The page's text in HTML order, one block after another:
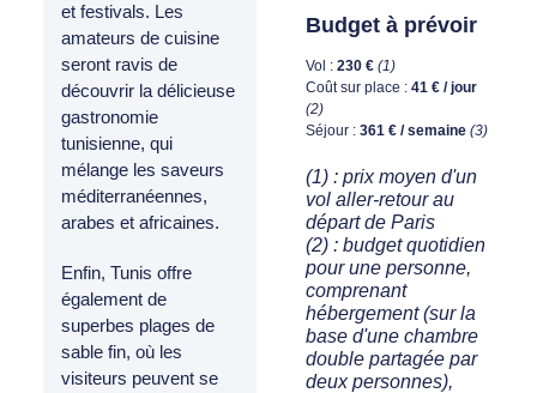
et festivals. Les
amateurs de cuisine
seront ravis de
découvrir la délicieuse
gastronomie
tunisienne, qui
mélange les saveurs
méditerranéennes,
arabes et africaines.
Enfin, Tunis offre
également de
superbes plages de
sable fin, où les
visiteurs peuvent se
Budget à prévoir
Vol : 230 € (1)
Coût sur place : 41 € / jour
(2)
Séjour : 361 € / semaine (3)
(1) : prix moyen d'un
vol aller-retour au
départ de Paris
(2) : budget quotidien
pour une personne,
comprenant
hébergement (sur la
base d'une chambre
double partagée par
deux personnes),